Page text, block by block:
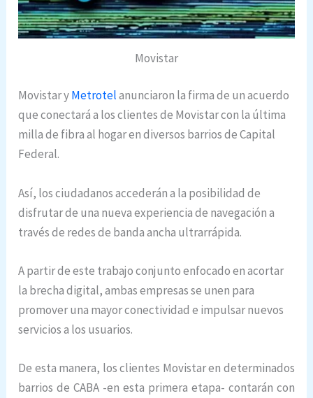
Movistar
Movistar yMetrotelanunciaron la firma de un acuerdo
que conectará a los clientes de Movistar con la última
milla de fibra al hogar en diversos barrios de Capital
Federal.
Así, los ciudadanos accederán a la posibilidad de
disfrutar de una nueva experiencia de navegación a
través de redes de banda ancha ultrarrápida.
A partir de este trabajo conjunto enfocado en acortar
la brecha digital, ambas empresas se unen para
promover una mayor conectividad e impulsar nuevos
servicios a los usuarios.
De esta manera, los clientes Movistar en determinados
barrios de CABA -en esta primera etapa- contarán con